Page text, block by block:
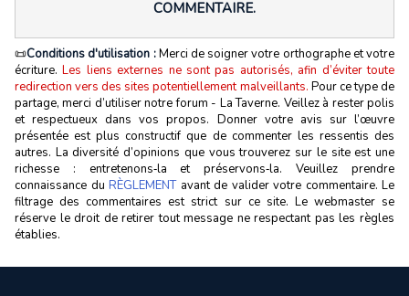
COMMENTAIRE.
📜Conditions d'utilisation :Merci de soigner votre orthographe et votre
écriture.Les liens externes ne sont pas autorisés, afin d’éviter toute
redirection vers des sites potentiellement malveillants. Pour ce type de
partage, merci d’utiliser notre forum - La Taverne. Veillez à rester polis
et respectueux dans vos propos. Donner votre avis sur l’œuvre
présentée est plus constructif que de commenter les ressentis des
autres. La diversité d’opinions que vous trouverez sur le site est une
richesse : entretenons‑la et préservons‑la. Veuillez prendre
connaissance du RÈGLEMENTavant de valider votre commentaire. Le
filtrage des commentaires est strict sur ce site. Le webmaster se
réserve le droit de retirer tout message ne respectant pas les règles
établies.